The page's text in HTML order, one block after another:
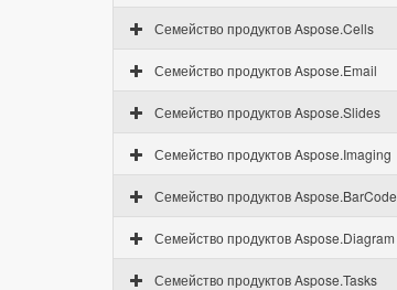
Семейство продуктов Aspose.Cells
Семейство продуктов Aspose.Email
Семейство продуктов Aspose.Slides
Семейство продуктов Aspose.Imaging
Семейство продуктов Aspose.BarCode
Семейство продуктов Aspose.Diagram
Семейство продуктов Aspose.Tasks